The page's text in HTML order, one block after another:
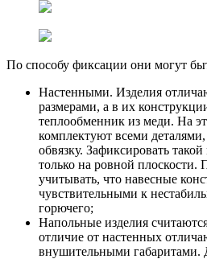
По способу фиксации они могут
Настенными. Изделия
размерами, а в их
теплообменник из меди. На
комплектуют всеми
обвязку. Зафиксировать
только на ровной плоскости.
учитывать, что навесные
чувствительными к
горючего;
Напольные изделия
отличие от настенных
внушительными габаритами.